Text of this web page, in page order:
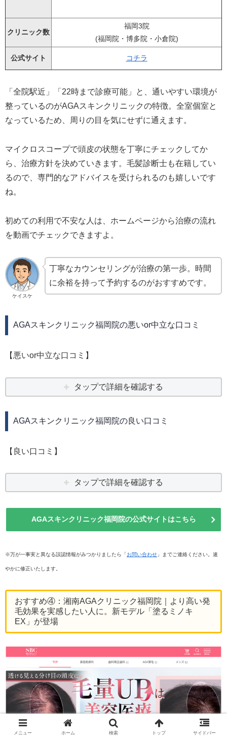
クリニック数
福岡3院
(福岡院・博多院・小倉院)
公式サイト コチラ
「全院駅近」「22時まで診療可能」と、通いやすい環境が
整っているのがAGAスキンクリニックの特徴。全室個室と
なっているため、周りの目を気にせずに通えます。
マイクロスコープで頭皮の状態を丁寧にチェックしてか
ら、治療方針を決めていきます。毛髪診断士も在籍してい
るので、専門的なアドバイスを受けられるのも嬉しいです
ね。
初めての利用で不安な人は、ホームページから治療の流れ
を動画でチェックできますよ。
ケイスケ
丁寧なカウンセリングが治療の第一歩。時間
に余裕を持って予約するのがおすすめです。
AGAスキンクリニック福岡院の悪いor中立な口コミ
【悪いor中立な口コミ】
タップで詳細を確認する
AGAスキンクリニック福岡院の良い口コミ
【良い口コミ】
タップで詳細を確認する
AGAスキンクリニック福岡院の公式サイトはこちら
※万が一事実と異なる誤認情報がみつかりましたら「お問い合わせ 」までご連絡ください。速
やかに修正いたします。
おすすめ④：湘南AGAクリニック福岡院｜より高い発
毛効果を実感したい人に。新モデル「塗るミノキ
EX」が登場
メニュー ホーム 検索 トップ サイドバー